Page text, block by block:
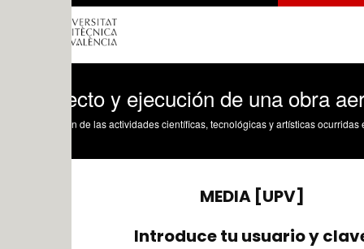
y ejecución de una obra
de las actividades científicas, tecnológicas y artísticas ocurridas en los tres